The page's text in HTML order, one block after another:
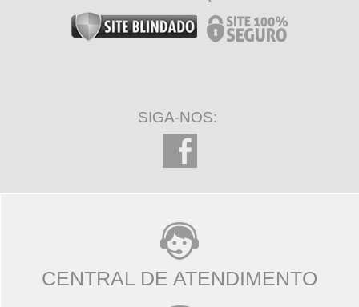
SIGA-NOS:
CENTRAL DE ATENDIMENTO